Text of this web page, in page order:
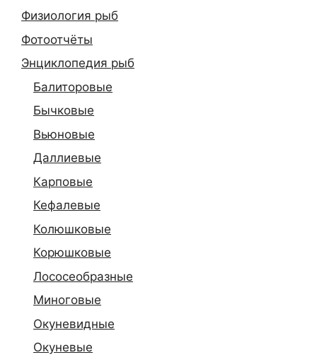
Физиология рыб
Фотоотчёты
Энциклопедия рыб
Балиторовые
Бычковые
Вьюновые
Даллиевые
Карповые
Кефалевые
Колюшковые
Корюшковые
Лососеобразные
Миноговые
Окуневидные
Окуневые